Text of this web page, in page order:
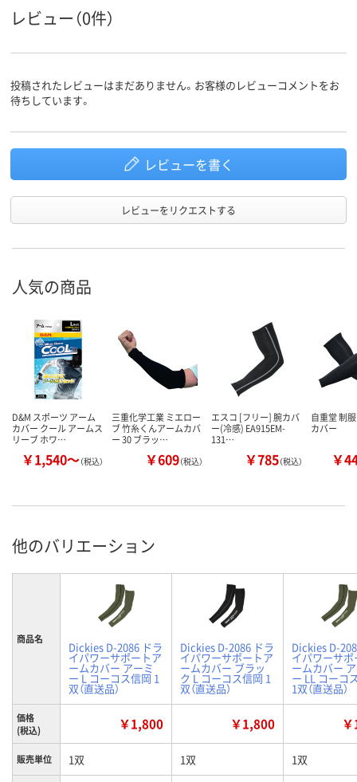
レビュー（0件）
投稿されたレビューはまだありません。お客様のレビューコメントをお
待ちしています。
レビューを書く
レビューをリクエストする
人気の商品
D&M スポーツ アーム
カバー クール アームス
リーブ ホワ…
￥1,540～（税込）
三重化学工業 ミエロー
ブ 竹糸くんアームカバ
ー 30 ブラッ…
￥609（税込）
エスコ [フリー] 腕カバ
ー(冷感) EA915EM-
131…
￥785（税込）
自重堂 制
カバー
￥
他のバリエーション
商品名
Dickies D-2086 ドラ
イパワーサポートア
ームカバー アーミ
ー L コーコス信岡 1
双（直送品）
Dickies D-2086 ドラ
イパワーサポートア
ームカバー ブラッ
ク L コーコス信岡 1
双（直送品）
Dickies D-
イパワーサ
ームカバー
ー LL コーコ
1双（直送品）
価格
(税込)
￥1,800 ￥1,800
販売単位 1双 1双 1双